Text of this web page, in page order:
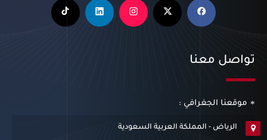
تواصل معنا
موقعنا الجغرافي :
الرياض - المملكة العربية السعودية